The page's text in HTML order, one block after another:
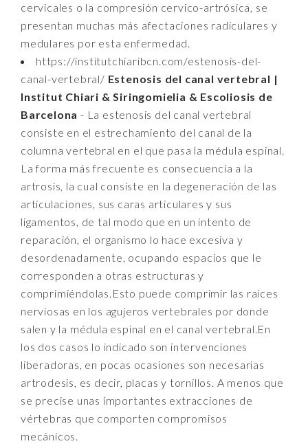
cervicales o la compresión cervico-artrósica, se
presentan muchas más afectaciones radiculares y
medulares por esta enfermedad.
https://institutchiaribcn.com/estenosis-del-
canal-vertebral/ Estenosis del canal vertebral |
Institut Chiari & Siringomielia & Escoliosis de
Barcelona - La estenosis del canal vertebral
consiste en el estrechamiento del canal de la
columna vertebral en el que pasa la médula espinal.
La forma más frecuente es consecuencia a la
artrosis, la cual consiste en la degeneración de las
articulaciones, sus caras articulares y sus
ligamentos, de tal modo que en un intento de
reparación, el organismo lo hace excesiva y
desordenadamente, ocupando espacios que le
corresponden a otras estructuras y
comprimiéndolas.Esto puede comprimir las raíces
nerviosas en los agujeros vertebrales por donde
salen y la médula espinal en el canal vertebral.En
los dos casos lo indicado son intervenciones
liberadoras, en pocas ocasiones son necesarias
artrodesis, es decir, placas y tornillos. A menos que
se precise unas importantes extracciones de
vértebras que comporten compromisos
mecánicos.